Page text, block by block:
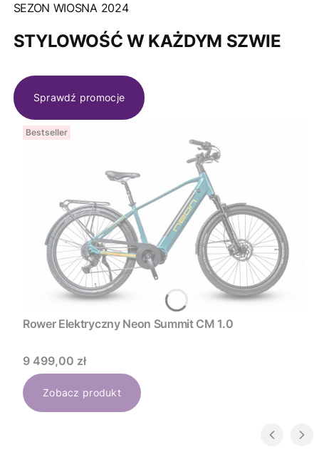
SEZON WIOSNA 2024
STYLOWOŚĆ W KAŻDYM SZWIE
Sprawdź promocje
Bestseller
Rower Elektryczny Neon Summit CM 1.0
Cena
9 499,00 zł
Zobacz produkt